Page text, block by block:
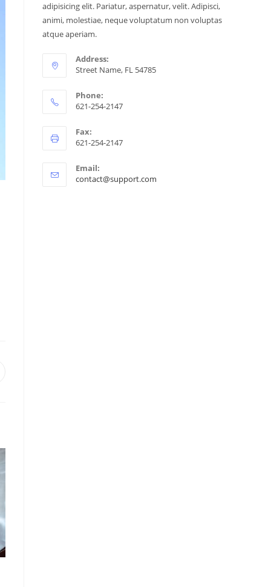
adipisicing elit. Pariatur, aspernatur, velit. Adipisci,
animi, molestiae, neque voluptatum non voluptas
atque aperiam.
Address:
Street Name, FL 54785
Phone:
621-254-2147
Fax:
621-254-2147
Email:
contact@support.com